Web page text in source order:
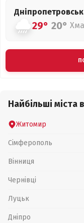
29° 20°
Найбільші міста
Житомир
Сімферополь
Вінниця
Чернівці
Луцьк
Дніпро